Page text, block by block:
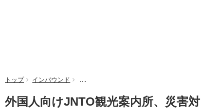
トップ インバウンド 外国人向けJNTO観光案内所、災害対応・体験を
外国人向けJNTO観光案内所、災害対